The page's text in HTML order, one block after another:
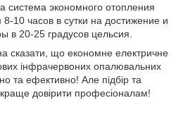
экономного отопления
10 часов в сутки на достижение и
в 20-25 градусов цельсия.
сказати, що економне електричне
інфрачервоних опалювальних
та ефективно! Але підбір та
довірити професіоналам!